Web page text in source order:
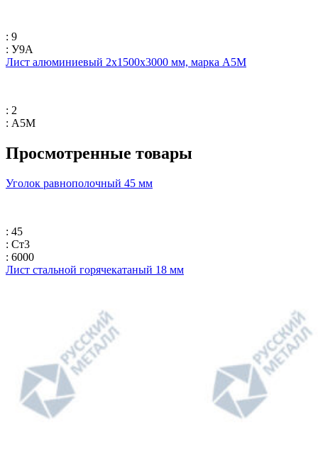
: 9
: У9А
Лист алюминиевый 2х1500х3000 мм, марка А5М
: 2
: А5М
Просмотренные товары
Уголок равнополочный 45 мм
: 45
: Ст3
: 6000
Лист стальной горячекатаный 18 мм